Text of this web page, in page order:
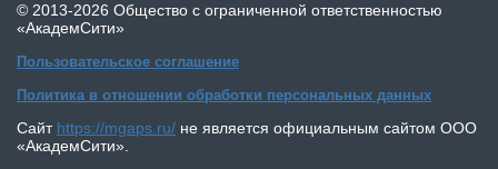
КОНТАКТЫ
© 2013-2026 Общество с ограниченной ответственностью
«АкадемСити»
Пользовательское соглашение
Политика в отношении обработки персональных данных
Сайт https://mgaps.ru/ не является официальным сайтом ООО
«АкадемСити»